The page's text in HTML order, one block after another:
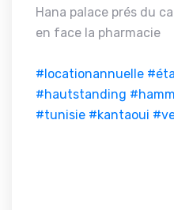
Hana palace prés du
en face la pharmacie
#locationannuelle
#hautstanding
#tunisie #kantaoui